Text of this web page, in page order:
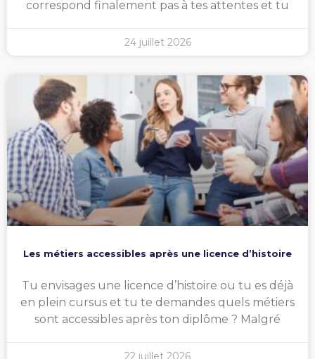
correspond finalement pas à tes attentes et tu
24 juillet 2026
Les métiers accessibles après une licence d’histoire
Tu envisages une licence d’histoire ou tu es déjà
en plein cursus et tu te demandes quels métiers
sont accessibles après ton diplôme ? Malgré
22 juillet 2026